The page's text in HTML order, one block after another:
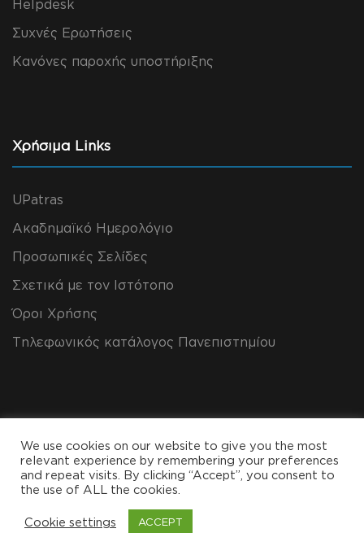
Helpdesk
Συχνές Ερωτήσεις
Κανόνες παροχής υποστήριξης
Χρήσιμα Links
UPatras
Ακαδημαϊκό Ημερολόγιο
Προσωπικές Σελίδες
Σχετικά με τον Ιστότοπο
Όροι Χρήσης
Τηλεφωνικός κατάλογος Πανεπιστημίου
Copyright All Rights Reserved 2024, CEID
We use cookies on our website to give you the most
relevant experience by remembering your preferences
and repeat visits. By clicking “Accept”, you consent to
the use of ALL the cookies.
Cookie settings ACCEPT